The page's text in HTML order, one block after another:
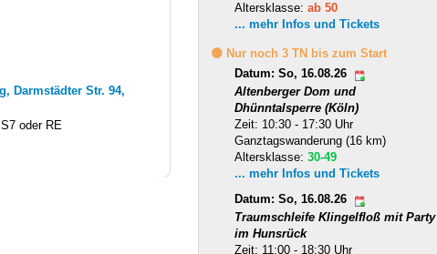
Darmstädter Str. 94,
oder RE
Altersklasse:ab 50
... mehr Infos und Tickets
🟡 Nur noch 3 TN bis zum Start
Datum: So, 16.08.26
Altenberger Dom und
Dhünntalsperre (Köln)
Zeit: 10:30 - 17:30 Uhr
Ganztagswanderung (16 km)
Altersklasse:30-49
... mehr Infos und Tickets
Datum: So, 16.08.26
Traumschleife Klingelfloß mit Party
im Hunsrück
Zeit: 11:00 - 18:30 Uhr